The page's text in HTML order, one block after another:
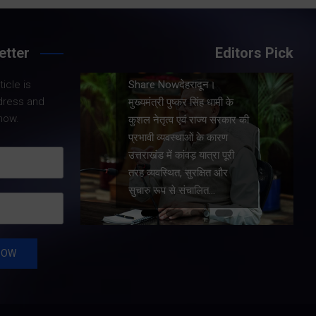
is
and
Editors Pick
के
की
Share Nowदेहरादून।
मुख्यमंत्री पुष्कर सिंह धामी ने
प्रदेश में शहरी आधारभूत
सुविधाओं के सुदृढ़ीकरण तथा
जीआईएस आधारित जल-निकासी
योजना के लिए कुल 1967 करोड़
की वित्तीय स्वीकृति प्रदान की है।
…